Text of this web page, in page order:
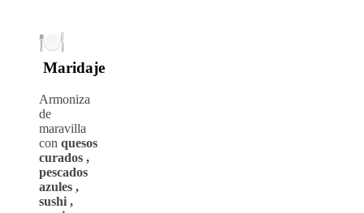
Maridaje
Armoniza
de
maravilla
con quesos
curados ,
pescados
azules ,
sushi ,